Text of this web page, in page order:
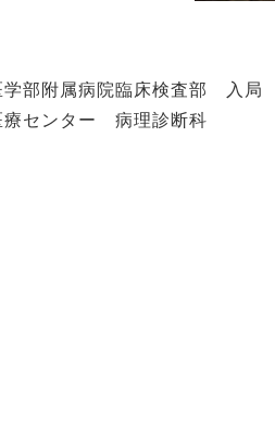
学部附属病院臨床検査部 入局
療センター 病理診断科